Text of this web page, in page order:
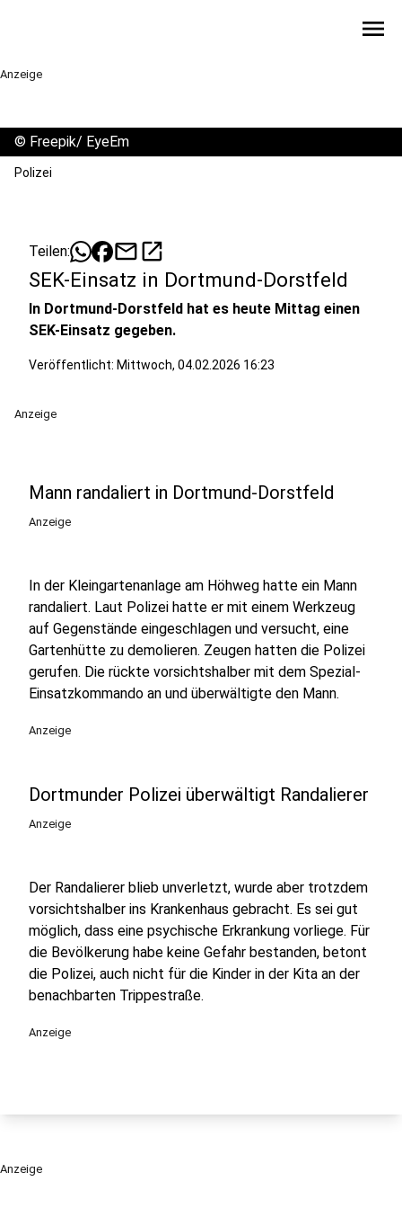
menu
Anzeige
© Freepik/ EyeEm
Polizei
Teilen: mailopen_in_new
SEK-Einsatz in Dortmund-Dorstfeld
In Dortmund-Dorstfeld hat es heute Mittag einen
SEK-Einsatz gegeben.
Veröffentlicht: Mittwoch, 04.02.2026 16:23
Anzeige
Mann randaliert in Dortmund-Dorstfeld
Anzeige
In der Kleingartenanlage am Höhweg hatte ein Mann
randaliert. Laut Polizei hatte er mit einem Werkzeug
auf Gegenstände eingeschlagen und versucht, eine
Gartenhütte zu demolieren. Zeugen hatten die Polizei
gerufen. Die rückte vorsichtshalber mit dem Spezial-
Einsatzkommando an und überwältigte den Mann.
Anzeige
Dortmunder Polizei überwältigt Randalierer
Anzeige
Der Randalierer blieb unverletzt, wurde aber trotzdem
vorsichtshalber ins Krankenhaus gebracht. Es sei gut
möglich, dass eine psychische Erkrankung vorliege. Für
die Bevölkerung habe keine Gefahr bestanden, betont
die Polizei, auch nicht für die Kinder in der Kita an der
benachbarten Trippestraße.
Anzeige
Anzeige